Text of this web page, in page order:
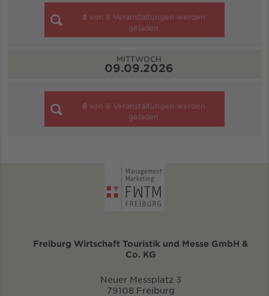
8 von 8 Veranstaltungen werden
geladen
MITTWOCH
09.09.2026
6 von 6 Veranstaltungen werden
geladen
Freiburg Wirtschaft Touristik und Messe GmbH &
Co. KG
Neuer Messplatz 3
79108 Freiburg